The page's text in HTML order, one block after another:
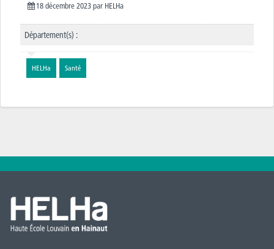
18 décembre 2023 par HELHa
Département(s) :
HELHa Santé